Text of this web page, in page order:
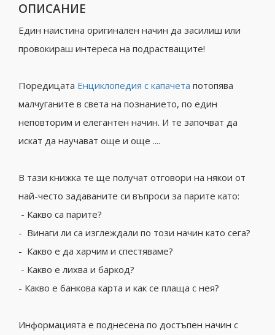
ОПИСАНИЕ
Един наистина оригинален начин да засилиш или
провокираш интереса на подрастващите!
Поредицата Енциклопедия с капачета потопява
малчуганите в света на познанието, по един
неповторим и елегантен начин. И те започват да
искат да научават още и още ....
В тази книжка те ще получат отговори на някои от
най-често задаваните си въпроси за парите като:
- Какво са парите?
- Винаги ли са изглеждали по този начин като сега?
- Какво е да харчим и спестяваме?
- Какво е лихва и баркод?
- Какво е банкова карта и как се плаща с нея?
Информацията е поднесена по достъпен начин с